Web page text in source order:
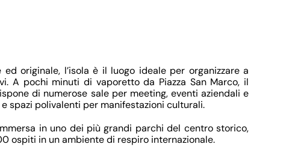
originale, l’isola è il luogo ideale per organizzare a
A pochi minuti di vaporetto da Piazza San Marco, il
di numerose sale per meeting, eventi aziendali e
spazi polivalenti per manifestazioni culturali.
in uno dei più grandi parchi del centro storico,
ospiti in un ambiente di respiro internazionale.